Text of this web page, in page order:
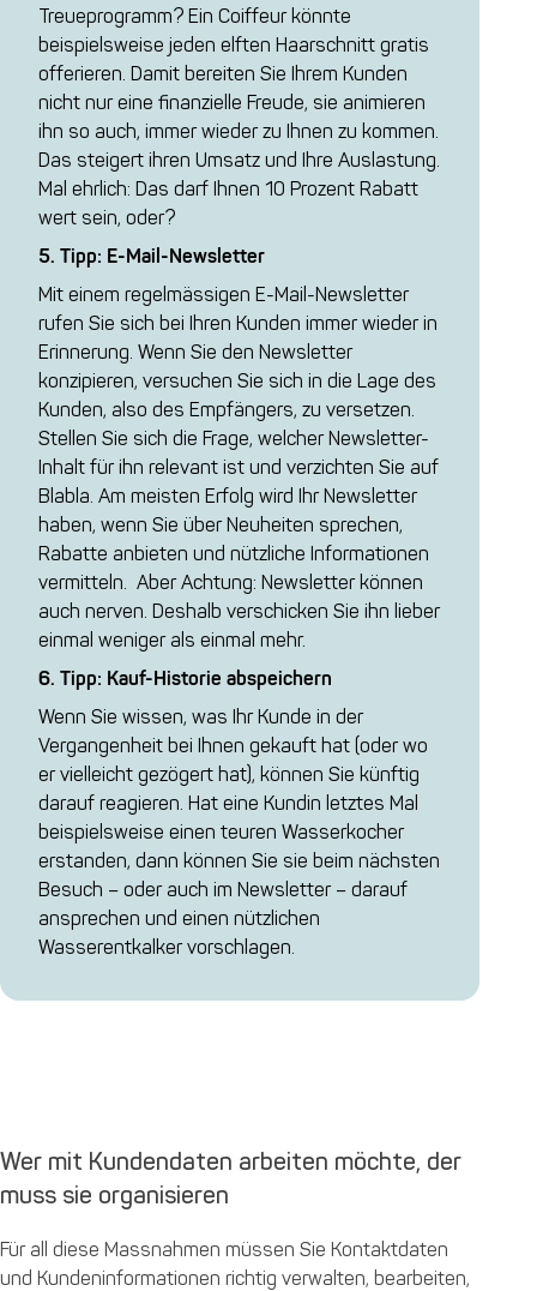
Treueprogramm? Ein Coiffeur könnte
beispielsweise jeden elften Haarschnitt gratis
offerieren. Damit bereiten Sie Ihrem Kunden
nicht nur eine finanzielle Freude, sie animieren
ihn so auch, immer wieder zu Ihnen zu kommen.
Das steigert ihren Umsatz und Ihre Auslastung.
Mal ehrlich: Das darf Ihnen 10 Prozent Rabatt
wert sein, oder?
5. Tipp: E-Mail-Newsletter
Mit einem regelmässigen E-Mail-Newsletter
rufen Sie sich bei Ihren Kunden immer wieder in
Erinnerung. Wenn Sie den Newsletter
konzipieren, versuchen Sie sich in die Lage des
Kunden, also des Empfängers, zu versetzen.
Stellen Sie sich die Frage, welcher Newsletter-
Inhalt für ihn relevant ist und verzichten Sie auf
Blabla. Am meisten Erfolg wird Ihr Newsletter
haben, wenn Sie über Neuheiten sprechen,
Rabatte anbieten und nützliche Informationen
vermitteln. Aber Achtung: Newsletter können
auch nerven. Deshalb verschicken Sie ihn lieber
einmal weniger als einmal mehr.
6. Tipp: Kauf-Historie abspeichern
Wenn Sie wissen, was Ihr Kunde in der
Vergangenheit bei Ihnen gekauft hat (oder wo
er vielleicht gezögert hat), können Sie künftig
darauf reagieren. Hat eine Kundin letztes Mal
beispielsweise einen teuren Wasserkocher
erstanden, dann können Sie sie beim nächsten
Besuch – oder auch im Newsletter – darauf
ansprechen und einen nützlichen
Wasserentkalker vorschlagen.
Wer mit Kundendaten arbeiten möchte, der
muss sie organisieren
Für all diese Massnahmen müssen Sie Kontaktdaten
und Kundeninformationen richtig verwalten, bearbeiten,